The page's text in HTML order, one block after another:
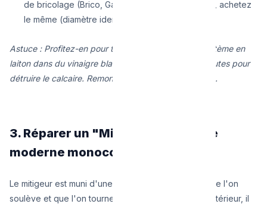
de bricolage (Brico, Gamma) avec votre modèle, achetez
le même (diamètre identique), et remplacez-le.
Astuce : Profitez-en pour tremper l'ensemble du système en
laiton dans du vinaigre blanc chaud pendant 20 minutes pour
détruire le calcaire. Remontez le tout en sens inverse.
3. Réparer un "Mitigeur" (Système
moderne monocommande)
Le mitigeur est muni d'une seule grande poignée que l'on
soulève et que l'on tourne de gauche à droite. À l'intérieur, il